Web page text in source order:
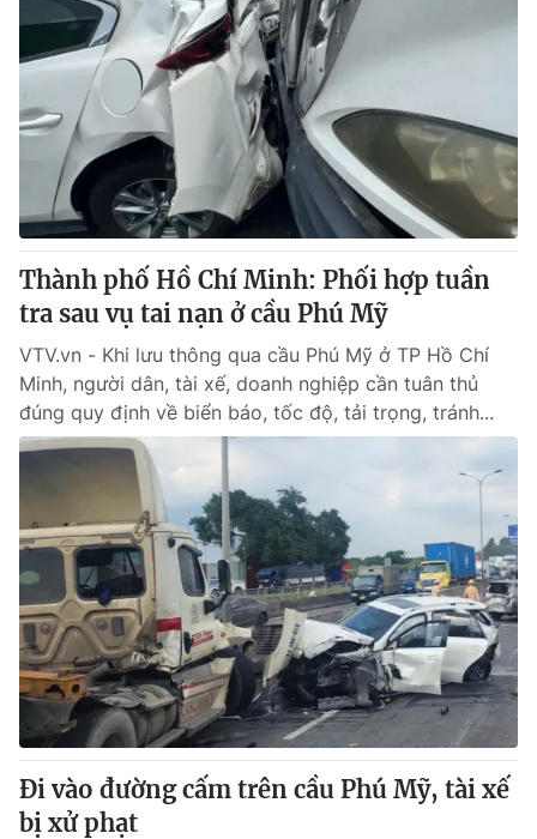
VTV Money VTV Thể thao
VTV Sức khoẻ Bất động sản
Thị trường 24h Tấm lòng Việt
VTV4 Vươn mình bằng AI
VTV9 VTV8
Liên hệ tòa soạn English
Theo dõi báo trên
Cơ quan chủ quản:Đài Truyền hình Việt Nam
Cơ quan báo chí:Thời báo VTV
Giấy phép hoạt động báo in và báo điện tử số 483/GP-BTTTT
cấp ngày 29/12/2023
Tổng Biên tập:Vũ Thanh Thủy
Phó Tổng Biên tập:Nguyễn Thị Mỹ Hạnh, Phạm Quốc Thắng,
Nguyễn Trọng Ninh
Thành phố Hồ Chí Minh: Phối hợp tuần
tra sau vụ tai nạn ở cầu Phú Mỹ
VTV.vn - Khi lưu thông qua cầu Phú Mỹ ở TP Hồ Chí
Minh, người dân, tài xế, doanh nghiệp cần tuân thủ
đúng quy định về biển báo, tốc độ, tải trọng, tránh...
Đi vào đường cấm trên cầu Phú Mỹ, tài xế
bị xử phạt